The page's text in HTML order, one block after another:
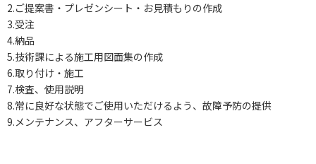
2.ご提案書・プレゼンシート・お見積もりの作成
3.受注
4.納品
5.技術課による施工用図面集の作成
6.取り付け・施工
7.検査、使用説明
8.常に良好な状態でご使用いただけるよう、故障予防の提供
9.メンテナンス、アフターサービス